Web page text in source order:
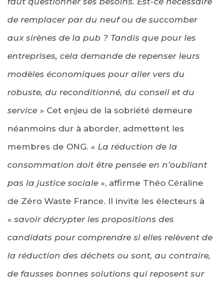
de remplacer par du neuf ou de succomber
aux sirènes de la pub ? Tandis que pour les
entreprises, cela demande de repenser leurs
modèles économiques pour aller vers du
robuste, du reconditionné, du conseil et du
service » Cet enjeu de la sobriété demeure
néanmoins dur à aborder, admettent les
membres de ONG. « La réduction de la
consommation doit être pensée en n’oubliant
pas la justice sociale », affirme Théo Céraline
de Zéro Waste France. Il invite les électeurs à
« savoir décrypter les propositions des
candidats pour comprendre si elles relèvent de
la réduction des déchets ou sont, au contraire,
de fausses bonnes solutions qui reposent sur